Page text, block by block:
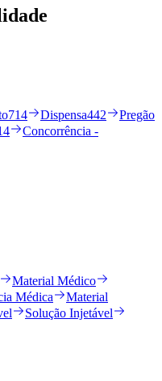
714 Dispensa442
Pregão
Concorrência -
Material Médico
Médica
Material
Solução Injetável